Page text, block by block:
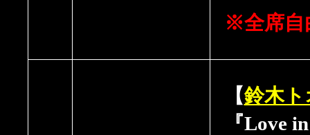
※全席自
【鈴木
『Love